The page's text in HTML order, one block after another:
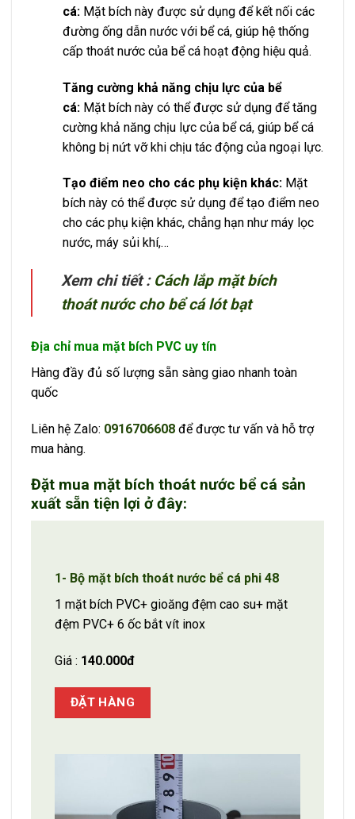
cá: Mặt bích này được sử dụng để kết nối các
đường ống dẫn nước với bể cá, giúp hệ thống
cấp thoát nước của bể cá hoạt động hiệu quả.
Tăng cường khả năng chịu lực của bể
cá: Mặt bích này có thể được sử dụng để tăng
cường khả năng chịu lực của bể cá, giúp bể cá
không bị nứt vỡ khi chịu tác động của ngoại lực.
Tạo điểm neo cho các phụ kiện khác: Mặt
bích này có thể được sử dụng để tạo điểm neo
cho các phụ kiện khác, chẳng hạn như máy lọc
nước, máy sủi khí,…
Xem chi tiết : Cách lắp mặt bích
thoát nước cho bể cá lót bạt
Địa chỉ mua mặt bích PVC uy tín
Hàng đầy đủ số lượng sẵn sàng giao nhanh toàn
quốc
Liên hệ Zalo: 0916706608 để được tư vấn và hỗ trợ
mua hàng.
Đặt mua mặt bích thoát nước bể cá sản
xuất sẵn tiện lợi ở đây:
1- Bộ mặt bích thoát nước bể cá phi 48
1 mặt bích PVC+ gioăng đệm cao su+ mặt
đệm PVC+ 6 ốc bắt vít inox
Giá : 140.000đ
ĐẶT HÀNG